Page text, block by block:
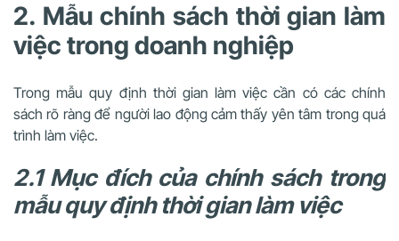
2. Mẫu chính sách thời gian làm
việc trong doanh nghiệp
Trong mẫu quy định thời gian làm việc cần có các chính
sách rõ ràng để người lao động cảm thấy yên tâm trong quá
trình làm việc.
2.1 Mục đích của chính sách trong
mẫu quy định thời gian làm việc